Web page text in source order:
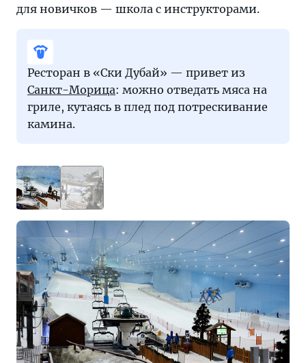
для новичков — школа с инструкторами.
Ресторан в «Ски Дубай» — привет из
Санкт-Морица: можно отведать мяса на
гриле, кутаясь в плед под потрескивание
камина.